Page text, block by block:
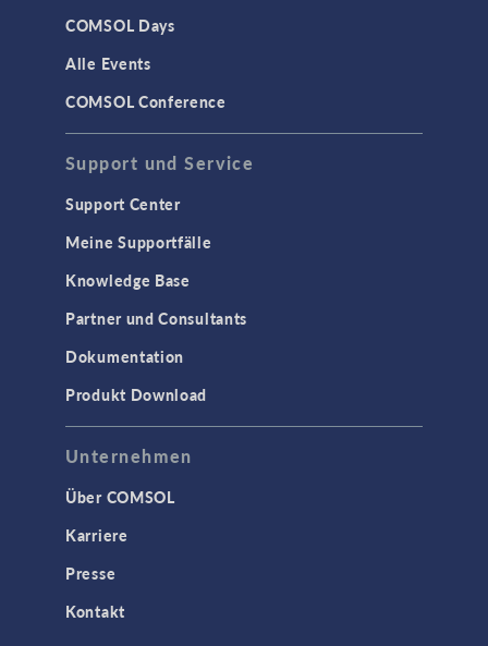
COMSOL Days
Alle Events
COMSOL Conference
Support und Service
Support Center
Meine Supportfälle
Knowledge Base
Partner und Consultants
Dokumentation
Produkt Download
Unternehmen
Über COMSOL
Karriere
Presse
Kontakt